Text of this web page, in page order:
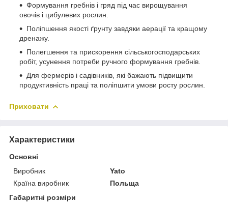
Формування гребнів і гряд під час вирощування
овочів і цибулевих рослин.
Поліпшення якості ґрунту завдяки аерації та кращому
дренажу.
Полегшення та прискорення сільськогосподарських
робіт, усунення потреби ручного формування гребнів.
Для фермерів і садівників, які бажають підвищити
продуктивність праці та поліпшити умови росту рослин.
Приховати
Характеристики
Основні
Виробник
Yato
Країна виробник
Польща
Габаритні розміри